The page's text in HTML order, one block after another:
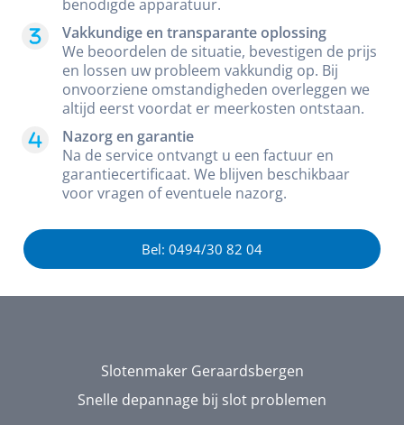
Vakkundige en transparante oplossing
We beoordelen de situatie, bevestigen de prijs
en lossen uw probleem vakkundig op. Bij
onvoorziene omstandigheden overleggen we
altijd eerst voordat er meerkosten ontstaan.
Nazorg en garantie
Na de service ontvangt u een factuur en
garantiecertificaat. We blijven beschikbaar
voor vragen of eventuele nazorg.
Bel: 0494/30 82 04
Slotenmaker Geraardsbergen
Snelle depannage bij slot problemen